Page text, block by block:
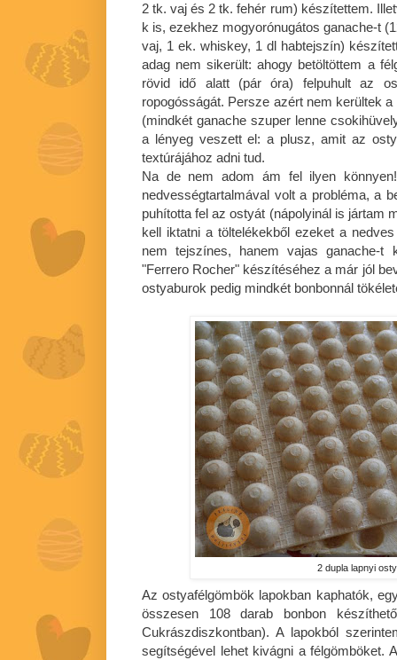
2 tk. vaj és 2 tk. fehér rum) készítettem.
k is, ezekhez mogyorónugátos ganache-t
vaj, 1 ek. whiskey, 1 dl habtejszín)
adag nem sikerült: ahogy betöltöttem a
rövid idő alatt (pár óra) felpuhult az
ropogósságát. Persze azért nem kerültek
(mindkét ganache szuper lenne
a lényeg veszett el: a plusz, amit az
textúrájához adni tud.
Na de nem adom ám fel ilyen
nedvességtartalmával volt a probléma, a
puhította fel az ostyát (nápolyinál is jártam
kell iktatni a töltelékekből ezeket a
nem tejszínes, hanem vajas ganache-t
"Ferrero Rocher" készítéséhez a már jól
ostyaburok pedig mindkét bonbonnál
2 dupla lapnyi
Az ostyafélgömbök lapokban kaphatók,
összesen 108 darab bonbon
Cukrászdiszkontban). A lapokból
segítségével lehet kivágni a félgömböket.